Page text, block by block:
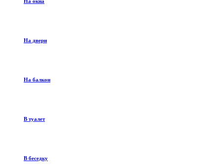
На двери
На балкон
В туалет
В беседку